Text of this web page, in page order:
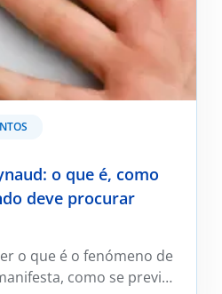
o que é, como
deve procurar
o que é o fenómeno de
como se previne